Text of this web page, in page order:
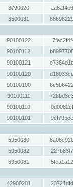
3790020
3500031
90100122
90100112
90100121
90100120
90100100
90100111
90100110
90100101
5950080
5950082
5950081
42900201